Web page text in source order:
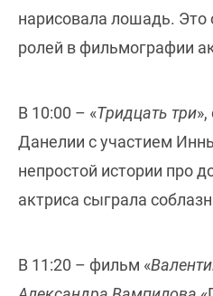
нарисовала лошадь. Это
ролей в фильмографии
В 10:00 – «Тридцать три
Данелии с участием
непростой истории про
актриса сыграла
В 11:20 – фильм «